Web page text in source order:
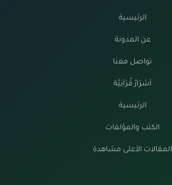
الرئيسية
عن المدونة
تواصل معنا
أسْرَارٌ قُرْآنِيَّة
الرئيسية
الكتب والمؤلفات
المقالات الأعلى مشاهدة